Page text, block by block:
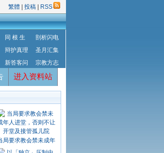
繁體 投稿 RSS
同 根 生
剖析闪电
辩护真理
圣月汇集
新答客问 宗教方志
进入资料站
局要求教会禁未成年